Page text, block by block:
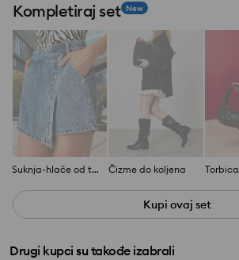
Kompletiraj set New
Suknja-hlače od teksasa Čizme do koljena Torbica
Kupi ovaj set
Drugi kupci su takođe izabrali